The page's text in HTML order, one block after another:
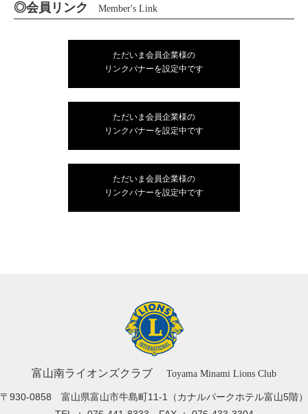
◎会員リンク Member's Link
ただいま会員企業様の
リンクバナーを設定中です
ただいま会員企業様の
リンクバナーを設定中です
ただいま会員企業様の
リンクバナーを設定中です
富山南ライオンズクラブ Toyama Minami Lions Club
〒930-0858 富山県富山市牛島町11-1
（カナルパークホテル富山5階）